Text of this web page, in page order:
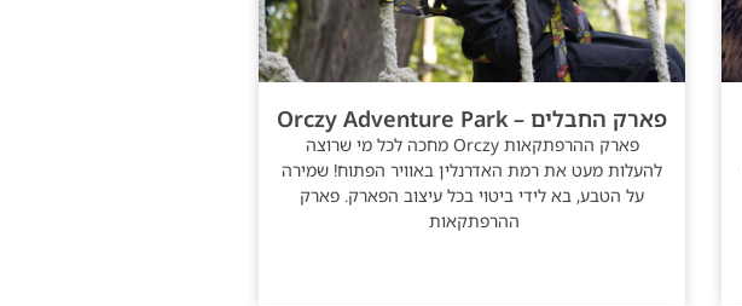
פארק החבלים – Orczy Adventure Park
פארק ההרפתקאות Orczy מחכה לכל מי שרוצה
להעלות מעט את רמת האדרנלין באוויר הפתוח! שמירה
על הטבע, בא לידי ביטוי בכל עיצוב הפארק. פארק
ההרפתקאות